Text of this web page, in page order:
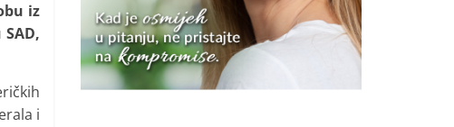
iz
i